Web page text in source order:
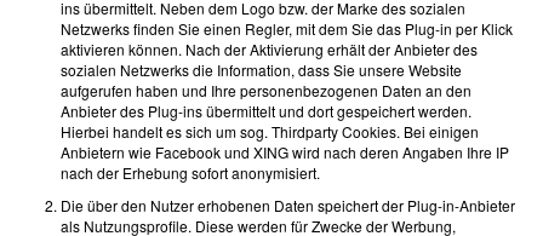
ins übermittelt. Neben dem Logo bzw. der Marke des sozialen
Netzwerks finden Sie einen Regler, mit dem Sie das Plug-in per Klick
aktivieren können. Nach der Aktivierung erhält der Anbieter des
sozialen Netzwerks die Information, dass Sie unsere Website
aufgerufen haben und Ihre personenbezogenen Daten an den
Anbieter des Plug-ins übermittelt und dort gespeichert werden.
Hierbei handelt es sich um sog. Thirdparty Cookies. Bei einigen
Anbietern wie Facebook und XING wird nach deren Angaben Ihre IP
nach der Erhebung sofort anonymisiert.
Die über den Nutzer erhobenen Daten speichert der Plug-in-Anbieter
als Nutzungsprofile. Diese werden für Zwecke der Werbung,